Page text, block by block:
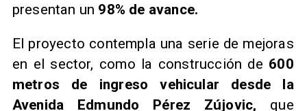
presentan un 98% de avance.
​El proyecto contempla una serie de mejoras
en el sector, como la construcción de 600
metros de ingreso vehicular desde la
Avenida Edmundo Pérez Zújovic, que